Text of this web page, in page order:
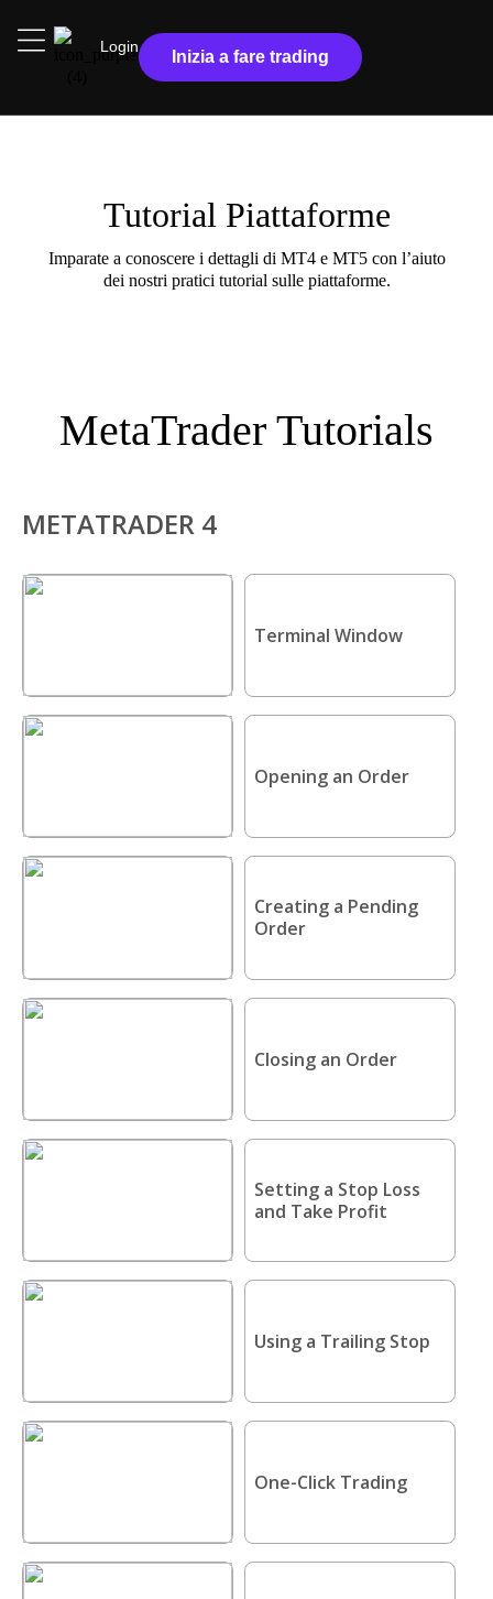
Login
Inizia a fare trading
Tutorial Piattaforme
Imparate a conoscere i dettagli di MT4 e MT5 con l’aiuto
dei nostri pratici tutorial sulle piattaforme.
MetaTrader Tutorials
МETAТRADER 4
Terminal Window
Opening an Order
Creating a Pending
Order
Closing an Order
Setting a Stop Loss
and Take Profit
Using a Trailing Stop
One-Click Trading